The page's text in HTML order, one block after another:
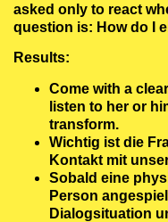
asked only to react
question is: How do I
Results:
Come with a
listen to her or
transform.
Wichtig ist die
Kontakt mit
Sobald eine
Person
Dialogsituation